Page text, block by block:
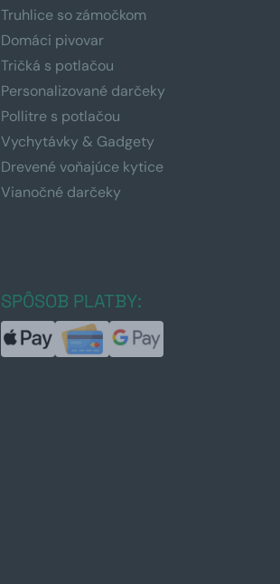
Truhlice so zámočkom
Domáci pivovar
Tričká s potlačou
Personalizované darčeky
Pollitre s potlačou
Vychytávky & Gadgety
Drevené voňajúce kytice
Vianočné darčeky
SPÔSOB PLATBY: